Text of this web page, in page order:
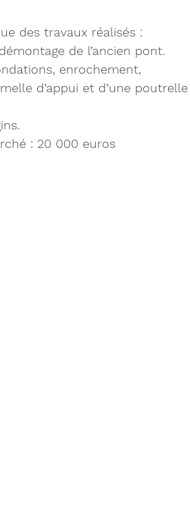
des travaux réalisés :
de l’ancien pont.
enrochement,
d’appui et d’une poutrelle
: 20 000 euros